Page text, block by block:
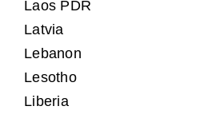
Laos PDR
Latvia
Lebanon
Lesotho
Liberia